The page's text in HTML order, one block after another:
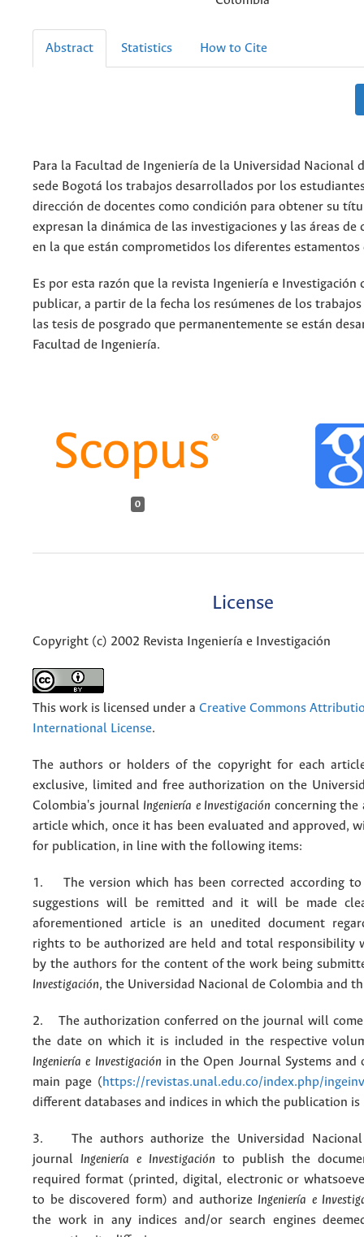
Abstract Statistics How to Cite
Para la Facultad de Ingeniería de la Universidad Nacional
sede Bogotá los trabajos desarrollados por los
dirección de docentes como condición para obtener su
expresan la dinámica de las investigaciones y las áreas de
en la que están comprometidos los diferentes
Es por esta razón que la revista Ingeniería e Investigación
publicar, a partir de la fecha los resúmenes de los
las tesis de posgrado que permanentemente se están
Facultad de Ingeniería.
0
License
Copyright (c) 2002 Revista Ingeniería e Investigación
This work is licensed under a Creative Commons
International License.
The authors or holders of the copyright for each
exclusive, limited and free authorization on the
Colombia's journal Ingeniería e Investigación concerning the
article which, once it has been evaluated and approved,
for publication, in line with the following items:
1. The version which has been corrected according
suggestions will be remitted and it will be made
aforementioned article is an unedited document
rights to be authorized are held and total responsibility
by the authors for the content of the work being
Investigación, the Universidad Nacional de Colombia and
2. The authorization conferred on the journal will
the date on which it is included in the respective
Ingeniería e Investigación in the Open Journal Systems and
main page (https://revistas.unal.edu.co/index.php/ingeinv
different databases and indices in which the publication is
3. The authors authorize the Universidad Nacional
journal Ingeniería e Investigación to publish the
required format (printed, digital, electronic or
to be discovered form) and authorize Ingeniería e
the work in any indices and/or search engines